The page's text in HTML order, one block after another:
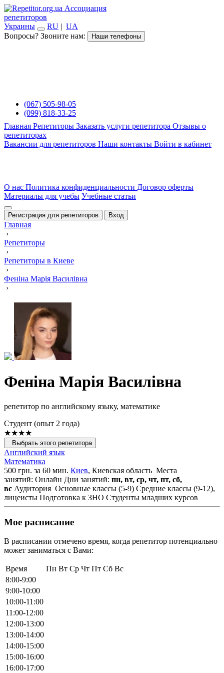
Ассоциация
репетиторов
Украины
RU | UA
Вопросы? Звоните нам:
Наши телефоны
(067) 505-98-05
(099) 818-33-25
Главная Репетиторы Заказать услуги репетитора Отзывы о
репетиторах
Вакансии для репетиторов Наши контакты Войти в кабинет
О нас Политика конфиденциальности Договор оферты
Материалы для учебы Учебные статьи
Регистрация для репетиторов Вход
Главная
›
Репетиторы
›
Репетиторы в Киеве
›
Феніна Марія Василівна
›
Феніна Марія Василівна
репетитор по английскому языку, математике
Cтудент (опыт 2 года)
★★★★
Выбрать этого репетитора
Английский язык
Математика
500 грн. за 60 мин. Киев, Киевская область Места
занятий: Онлайн Дни занятий: пн, вт, ср, чт, пт, сб,
вс Аудитория Основные классы (5-9) Средние классы (9-12),
лицеисты Подготовка к ЗНО Студенты младших курсов
Мое расписание
В расписании отмечено время, когда репетитор потенциально
может заниматься с Вами:
Время Пн Вт Ср Чт Пт Сб Вс
8:00-9:00
9:00-10:00
10:00-11:00
11:00-12:00
12:00-13:00
13:00-14:00
14:00-15:00
15:00-16:00
16:00-17:00